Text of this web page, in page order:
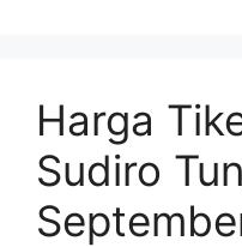
Harga
Sudiro